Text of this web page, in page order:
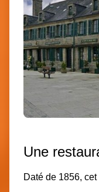
Une
Daté de 1856,